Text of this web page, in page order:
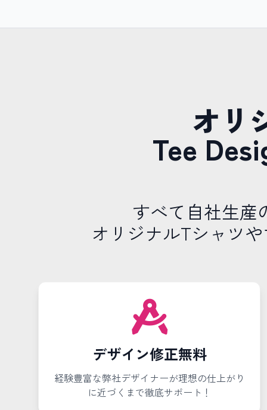
オリ
Tee
すべて自社生産
オリジナルTシャツ
デザイン修正無料
経験豊富な弊社デザイナーが理想の仕上がり
に近づくまで徹底サポート！